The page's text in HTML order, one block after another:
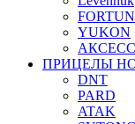
YUKON
ПРИЦЕЛЫ
DNT
PARD
ATAK